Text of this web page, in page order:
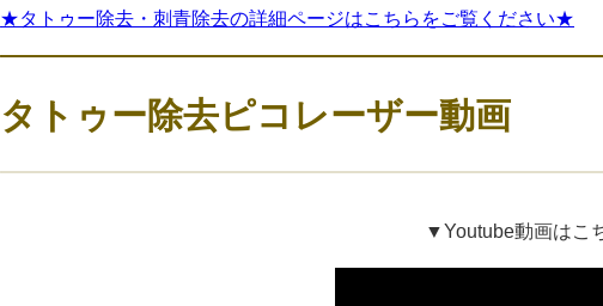
★タトゥー除去・刺青除去の詳細ページはこちらをご覧ください★
タトゥー除去ピコレーザー動画
▼Youtube動画はこ